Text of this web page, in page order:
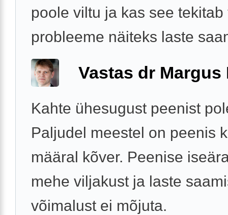
poole viltu ja kas see
probleeme näiteks laste
Vastas dr Margus
Kahte ühesugust peenist
Paljudel meestel on peenis
määral kõver. Peenise
mehe viljakust ja laste
võimalust ei mõjuta.